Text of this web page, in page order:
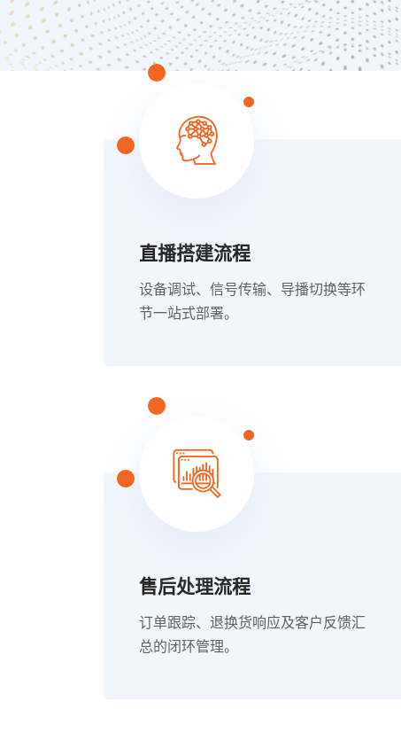
直播搭建流程
设备调试、信号传输、导播切换等环
节一站式部署。
售后处理流程
订单跟踪、退换货响应及客户反馈汇
总的闭环管理。